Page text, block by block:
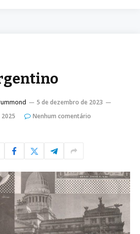
5 de dezembro de 2023
Nenhum comentário